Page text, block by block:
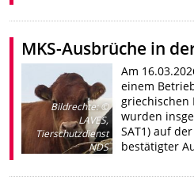
MKS-Ausbrüche in
Bildrechte:©
LAVES,
Tierschutzdienst
NDS
Am
einem
griechischen
wurden
SAT1) auf
bestätigter